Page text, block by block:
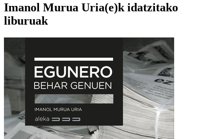
Imanol Murua Uria(e)k idatzitako
liburuak